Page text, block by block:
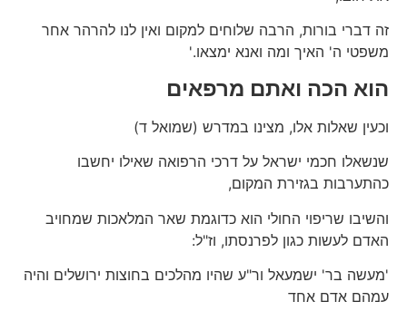
זה דברי בורות, הרבה שלוחים למקום ואין לנו להרהר אחר
משפטי ה' האיך ומה ואנא ימצאו.'
הוא הכה ואתם מרפאים
וכעין שאלות אלו, מצינו במדרש (שמואל ד)
שנשאלו חכמי ישראל על דרכי הרפואה שאילו יחשבו
כהתערבות בגזירת המקום,
והשיבו שריפוי החולי הוא כדוגמת שאר המלאכות שמחויב
האדם לעשות כגון לפרנסתו, וז"ל:
'מעשה בר' ישמעאל ור"ע שהיו מהלכים בחוצות ירושלים והיה
עמהם אדם אחד